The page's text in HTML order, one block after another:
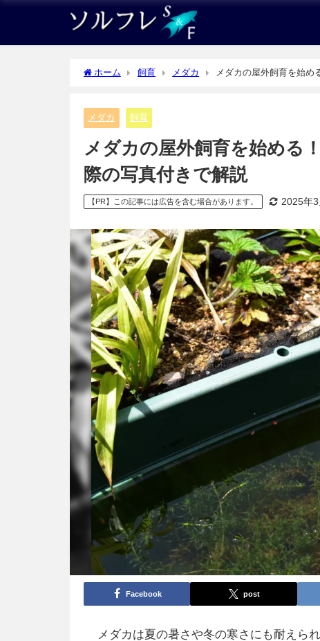
ホーム 飼育 メダカ メダカの屋外飼育を始め
メダカ 飼育
メダカの屋外飼育を始める
際の写真付きで解説
【PR】この記事には広告を含む場合があります。 2025年3
Facebook post
メダカは夏の暑さや冬の寒さにも耐えら